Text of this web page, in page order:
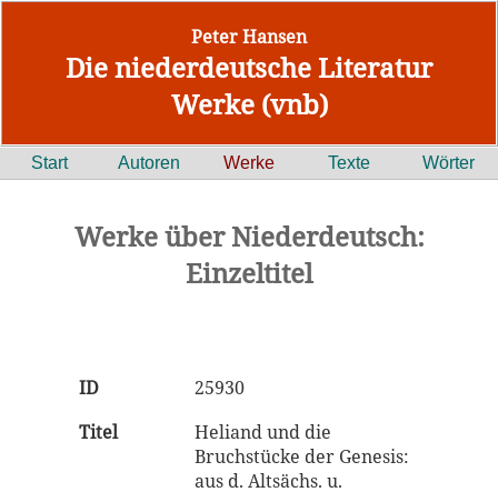
Peter Hansen
Die niederdeutsche Literatur
Werke (vnb)
Start Autoren Werke Texte Wörter
Werke über Niederdeutsch:
Einzeltitel
ID
25930
Titel
Heliand und die
Bruchstücke der Genesis:
aus d. Altsächs. u.